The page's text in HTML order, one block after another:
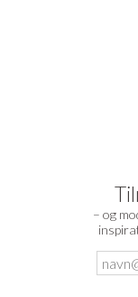
– og